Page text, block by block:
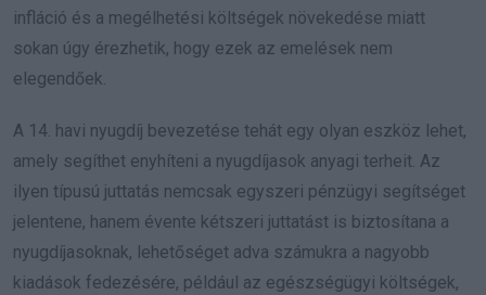
infláció és a megélhetési költségek növekedése miatt
sokan úgy érezhetik, hogy ezek az emelések nem
elegendőek.
A 14. havi nyugdíj bevezetése tehát egy olyan eszköz lehet,
amely segíthet enyhíteni a nyugdíjasok anyagi terheit. Az
ilyen típusú juttatás nemcsak egyszeri pénzügyi segítséget
jelentene, hanem évente kétszeri juttatást is biztosítana a
nyugdíjasoknak, lehetőséget adva számukra a nagyobb
kiadások fedezésére, például az egészségügyi költségek,